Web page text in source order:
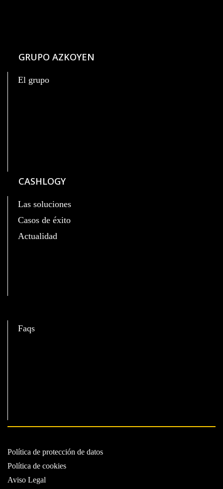
GRUPO AZKOYEN
El grupo
CASHLOGY
Las soluciones
Casos de éxito
Actualidad
Faqs
Política de protección de datos
Política de cookies
Aviso Legal